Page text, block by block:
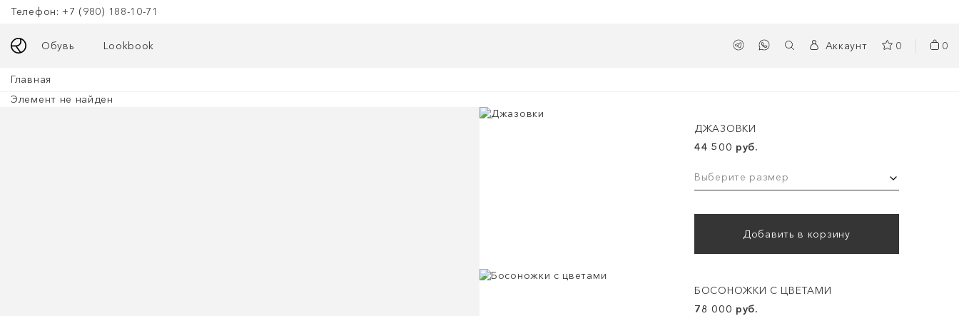
Телефон: +7 (980) 188-10-71
Обувь Lookbook Аккаунт 0 0
Главная
Элемент не найден
ДЖАЗОВКИ
44 500 руб.
Выберите размер
Добавить в корзину
БОСОНОЖКИ С ЦВЕТАМИ
78 000 руб.